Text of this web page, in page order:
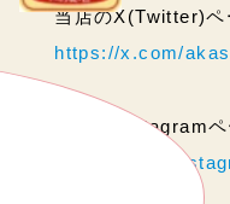
当店のX(Twitter)ペ
https://x.com/
当店のInstagram
https://